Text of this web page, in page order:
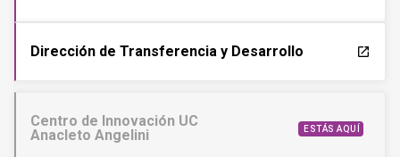
Dirección de Transferencia y Desarrollo launch
Centro de Innovación UC
Anacleto Angelini
ESTÁS AQUÍ